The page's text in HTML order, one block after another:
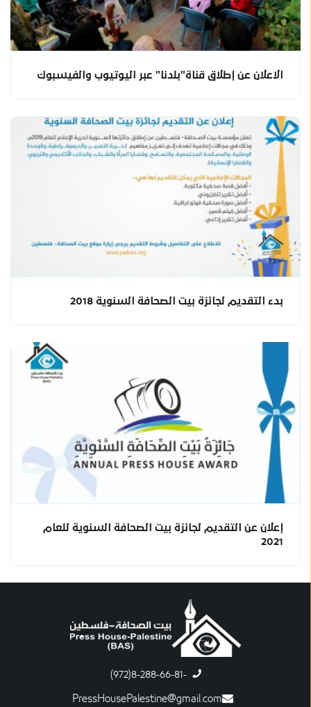
الاعلان عن إطلاق قناة"بلدنا" عبر اليوتيوب والفيسبوك
بدء التقديم لجائزة بيت الصحافة السنوية 2018
إعلان عن التقديم لجائزة بيت الصحافة السنوية للعام
2021
-8-288-66-81(972)
PressHousePalestine@gmail.com